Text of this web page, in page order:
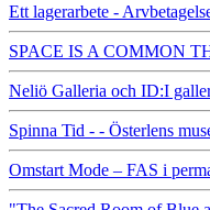
Ett lagerarbete -
SPACE IS A COMMON
Neliö Galleria och ID:I
Spinna Tid - - Österlens
Omstart Mode – FAS i